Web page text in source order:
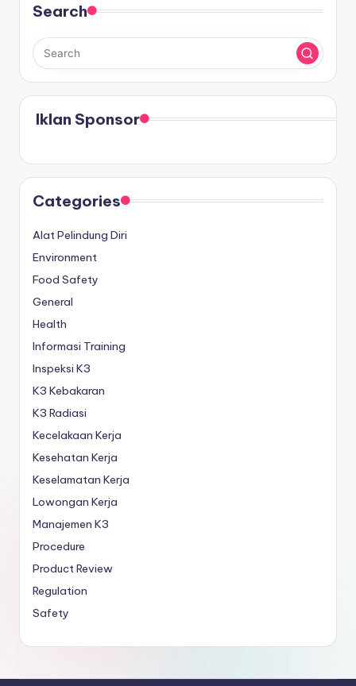
Search
Iklan Sponsor
Categories
Alat Pelindung Diri
Environment
Food Safety
General
Health
Informasi Training
Inspeksi K3
K3 Kebakaran
K3 Radiasi
Kecelakaan Kerja
Kesehatan Kerja
Keselamatan Kerja
Lowongan Kerja
Manajemen K3
Procedure
Product Review
Regulation
Safety